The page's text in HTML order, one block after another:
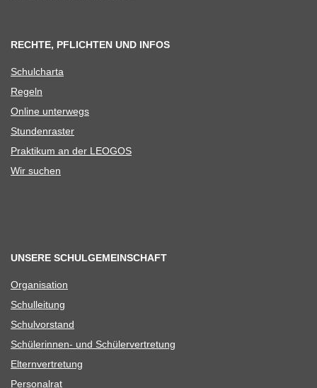
RECHTE, PFLICHTEN UND INFOS
Schul­charta
Regeln
Online unter­wegs
Stun­den­ras­ter
Prak­ti­kum an der LEOGOS
Wir suchen
UNSERE SCHULGEMEINSCHAFT
Orga­ni­sa­tion
Schul­lei­tung
Schul­vor­stand
Schü­le­rin­nen- und Schülervertretung
Eltern­ver­tre­tung
Per­so­nal­rat